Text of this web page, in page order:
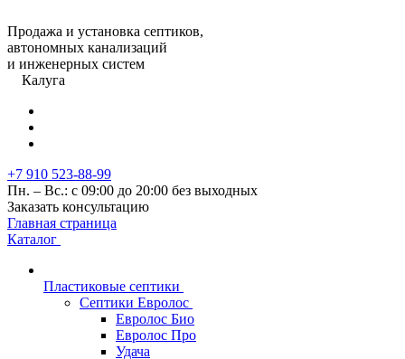
Продажа и установка септиков,
автономных канализаций
и инженерных систем
Калуга
+7 910 523-88-99
Пн. – Вс.: с 09:00 до 20:00 без выходных
Заказать консультацию
Главная страница
Каталог
Пластиковые септики
Септики Евролос
Евролос Био
Евролос Про
Удача